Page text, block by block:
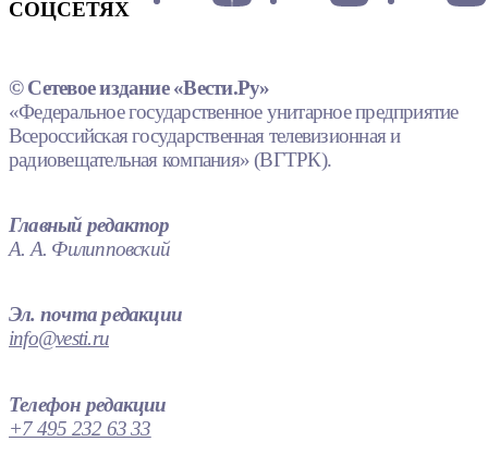
СОЦСЕТЯХ
© Сетевое издание «Вести.Ру»
«Федеральное государственное унитарное предприятие
Всероссийская государственная телевизионная и
радиовещательная компания» (ВГТРК).
Главный редактор
А. А. Филипповский
Эл. почта редакции
info@vesti.ru
Телефон редакции
+7 495 232 63 33